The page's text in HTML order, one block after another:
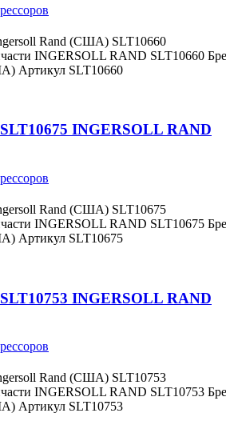
Rand (США) SLT10660
INGERSOLL RAND SLT10660
Артикул SLT10660
INGERSOLL RAND
Rand (США) SLT10675
INGERSOLL RAND SLT10675
Артикул SLT10675
INGERSOLL RAND
Rand (США) SLT10753
INGERSOLL RAND SLT10753
Артикул SLT10753